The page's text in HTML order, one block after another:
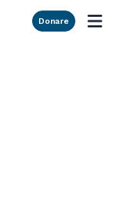
Donare